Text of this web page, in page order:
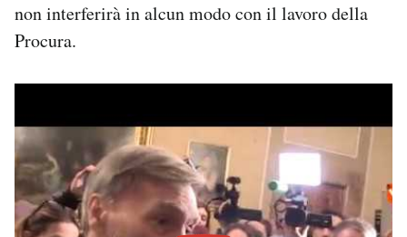
non interferirà in alcun modo con il lavoro della
Procura.